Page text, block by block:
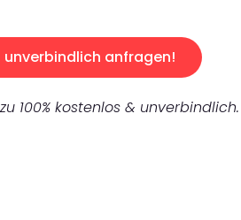
unverbindlich anfragen!
100% kostenlos & unverbindlich.